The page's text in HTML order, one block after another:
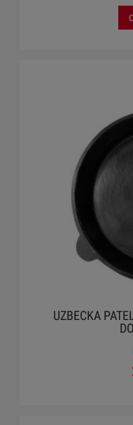
UZBECKA